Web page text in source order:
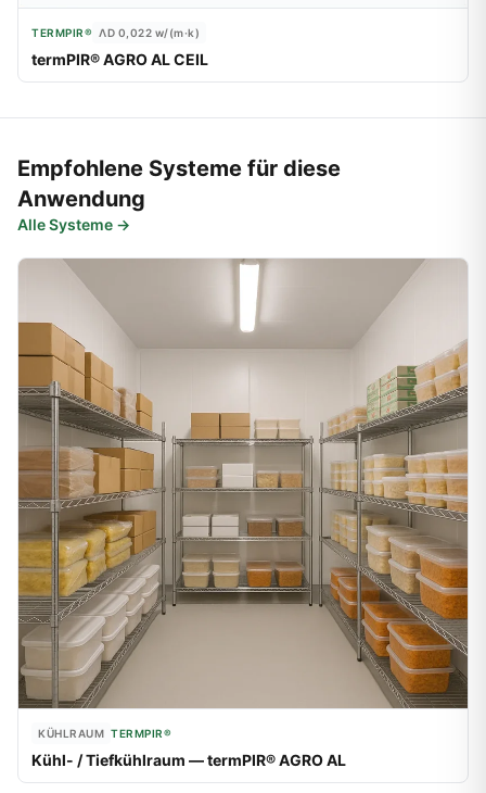
TERMPIR® ΛD 0,022 w/(m·k)
termPIR® AGRO AL CEIL
Empfohlene Systeme für diese
Anwendung
Alle Systeme →
KÜHLRAUM TERMPIR®
Kühl- / Tiefkühlraum — termPIR® AGRO AL